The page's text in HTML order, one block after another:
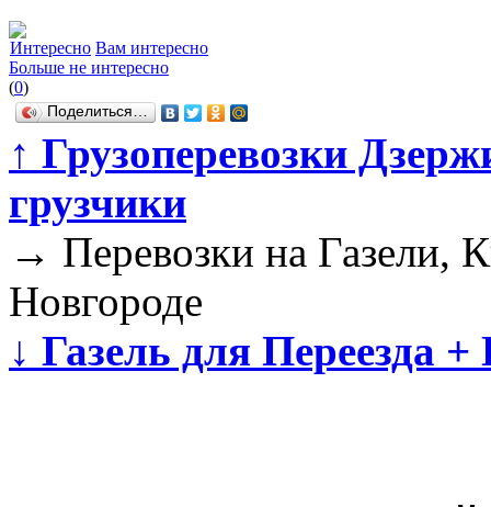
Интересно Вам интересно
Больше не интересно
(0)
Поделиться…
↑ Грузоперевозки
грузчики
→ Перевозки на Газели,
Новгороде
↓ Газель для Переезда +